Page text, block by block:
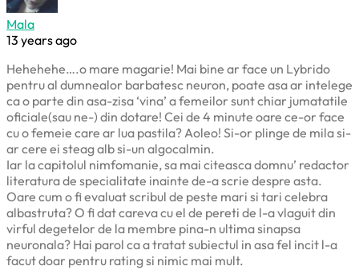
Mala
13 years ago
Hehehehe….o mare magarie! Mai bine ar face un Lybrido
pentru al dumnealor barbatesc neuron, poate asa ar intelege
ca o parte din asa-zisa ‘vina’ a femeilor sunt chiar jumatatile
oficiale(sau ne-) din dotare! Cei de 4 minute oare ce-or face
cu o femeie care ar lua pastila? Aoleo! Si-or plinge de mila si-
ar cere ei steag alb si-un algocalmin.
Iar la capitolul nimfomanie, sa mai citeasca domnu’ redactor
literatura de specialitate inainte de-a scrie despre asta.
Oare cum o fi evaluat scribul de peste mari si tari celebra
albastruta? O fi dat careva cu el de pereti de l-a vlaguit din
virful degetelor de la membre pina-n ultima sinapsa
neuronala? Hai parol ca a tratat subiectul in asa fel incit l-a
facut doar pentru rating si nimic mai mult.